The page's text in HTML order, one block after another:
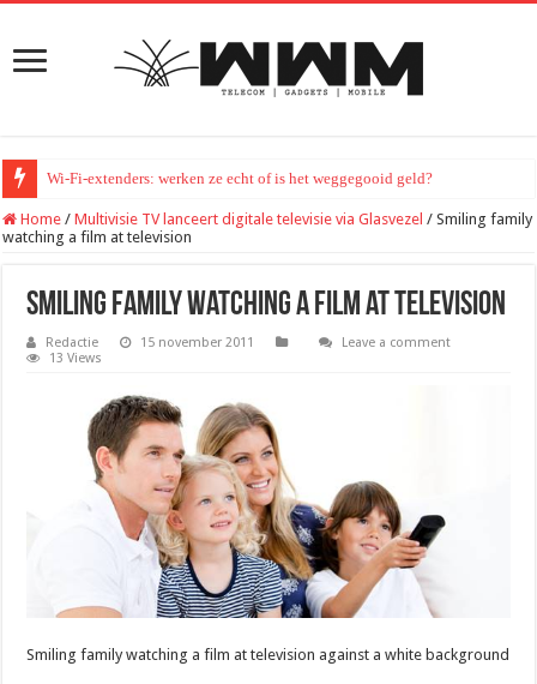
Wi-Fi-extenders: werken ze echt of is het weggegooid geld?
Home / Multivisie TV lanceert digitale televisie via Glasvezel / Smiling family
watching a film at television
Smiling family watching a film at television
Redactie 15 november 2011
Leave a comment
13 Views
Smiling family watching a film at television against a white background